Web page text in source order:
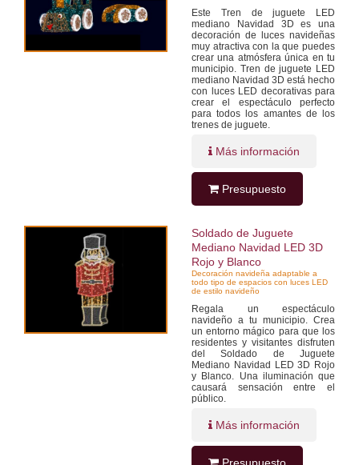
Este Tren de juguete LED
mediano Navidad 3D es una
decoración de luces navideñas
muy atractiva con la que puedes
crear una atmósfera única en tu
municipio. Tren de juguete LED
mediano Navidad 3D está hecho
con luces LED decorativas para
crear el espectáculo perfecto
para todos los amantes de los
trenes de juguete.
Más información
Presupuesto
Soldado de Juguete
Mediano Navidad LED 3D
Rojo y Blanco
Decoración navideña adaptable a
todo tipo de espacios con luces LED
de estilo navideño
Regala un espectáculo
navideño a tu municipio. Crea
un entorno mágico para que los
residentes y visitantes disfruten
del Soldado de Juguete
Mediano Navidad LED 3D Rojo
y Blanco. Una iluminación que
causará sensación entre el
público.
Más información
Presupuesto